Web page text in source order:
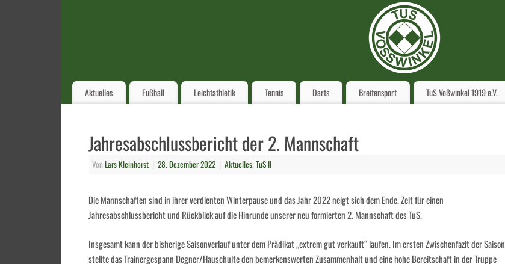
Aktuelles Fußball Leichtathletik Tennis Darts Breitensport TuS Voßwinkel 1919 e.V.
Jahresabschlussbericht der 2. Mannschaft
Von Lars Kleinhorst | 28. Dezember 2022 | Aktuelles, TuS II
Die Mannschaften sind in ihrer verdienten Winterpause und das Jahr 2022 neigt sich dem Ende. Zeit für einen
Jahresabschlussbericht und Rückblick auf die Hinrunde unserer neu formierten 2. Mannschaft des TuS.
Insgesamt kann der bisherige Saisonverlauf unter dem Prädikat „extrem gut verkauft“ laufen. Im ersten Zwischenfazit der Saison
stellte das Trainergespann Degner/Hauschulte den bemerkenswerten Zusammenhalt und eine hohe Bereitschaft in der Truppe